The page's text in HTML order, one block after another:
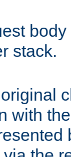
stack.
with